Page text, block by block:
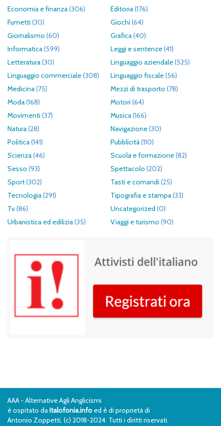
Economia e finanza(306) Editoria(176)
Fumetti (30) Giochi (64)
Giornalismo (60) Grafica(40)
Informatica(599) Leggi e sentenze(41)
Letteratura(30) Linguaggio aziendale(525)
Linguaggio commerciale(308) Linguaggio fiscale(56)
Medicina(75) Mezzi di trasporto (78)
Moda(168) Motori (64)
Movimenti (37) Musica(166)
Natura(28) Navigazione(30)
Politica(141) Pubblicità(110)
Scienza(46) Scuola e formazione(82)
Sesso (93) Spettacolo (202)
Sport(302) Tasti e comandi (25)
Tecnologia(291) Tipografia e stampa(33)
Tv(86) Uncategorized (0)
Urbanistica ed edilizia(35) Viaggi e turismo (90)
AAA - Alternative Agli Anglicismi
è ospitato daItalofonia.info ed è di proprietà di
Antonio Zoppetti, (c) 2018-2024. Tutti i diritti riservati.